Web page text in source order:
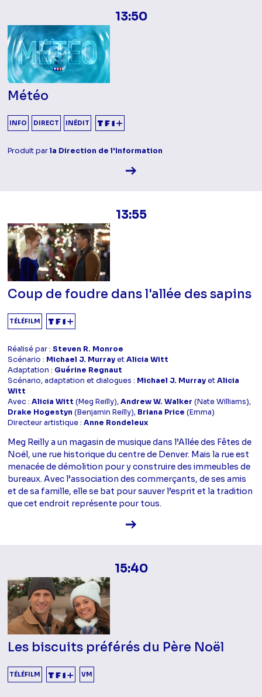
13:50
Météo
INFO DIRECT INÉDIT
Produit parla Direction de l'Information
Voir la fiche diffusion
13:55
Coup de foudre dans l'allée des sapins
TÉLÉFILM
Réalisé par :Steven R. Monroe
Scénario : Michael J. MurrayetAlicia Witt
Adaptation : Guérine Regnaut
Scénario, adaptation et dialogues : Michael J. MurrayetAlicia
Witt
Avec :Alicia Witt (Meg Reilly),Andrew W. Walker (Nate Williams),
Drake Hogestyn (Benjamin Reilly), Briana Price (Emma)
Directeur artistique :Anne Rondeleux
Meg Reilly a un magasin de musique dans l’Allée des Fêtes de
Noël, une rue historique du centre de Denver. Mais la rue est
menacée de démolition pour y construire des immeubles de
bureaux. Avec l’association des commerçants, de ses amis
et de sa famille, elle se bat pour sauver l’esprit et la tradition
que cet endroit représente pour tous.
Voir la fiche diffusion
15:40
Les biscuits préférés du Père Noël
TÉLÉFILM VM